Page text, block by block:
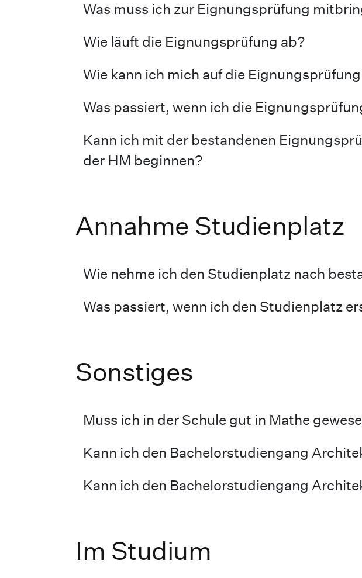
Was muss ich zur Eignungsprüfung
Wie läuft die Eignungsprüfung ab?
Wie kann ich mich auf die
Was passiert, wenn ich die
Kann ich mit der bestandenen
der HM beginnen?
Annahme Studienplatz
Wie nehme ich den Studienplatz nach
Was passiert, wenn ich den Studienplatz
Sonstiges
Muss ich in der Schule gut in Mathe
Kann ich den Bachelorstudiengang
Kann ich den Bachelorstudiengang
Im Studium